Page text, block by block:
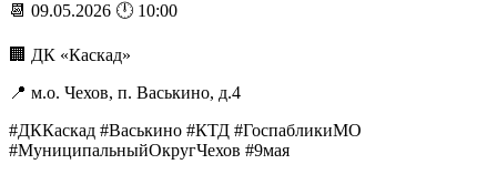
📆 09.05.2026 🕛 10:00
🏢 ДК «Каскад»
📍 м.о. Чехов, п. Васькино, д.4
#ДККаскад #Васькино #КТД #ГоспабликиМО
#МуниципальныйОкругЧехов #9мая